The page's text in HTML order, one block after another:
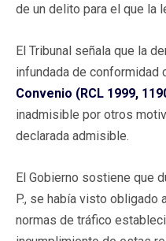
de un delito para el que la
El Tribunal señala que la
infundada de conformidad
Convenio (RCL 1999,
inadmisible por otros
declarada admisible.
El Gobierno sostiene que
P., se había visto obligado
normas de tráfico